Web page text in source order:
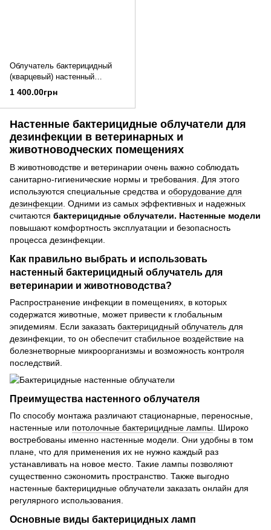
Облучатель бактерицидный
(кварцевый) настенный
ОБН-150МП
1 400.00грн
Настенные бактерицидные облучатели для
дезинфекции в ветеринарных и
животноводческих помещениях
В животноводстве и ветеринарии очень важно соблюдать
санитарно-гигиенические нормы и требования. Для этого
используются специальные средства и оборудование для
дезинфекции . Одними из самых эффективных и надежных
считаются бактерицидные облучатели. Настенные модели
повышают комфортность эксплуатации и безопасность
процесса дезинфекции.
Как правильно выбрать и использовать
настенный бактерицидный облучатель для
ветеринарии и животноводства?
Распространение инфекции в помещениях, в которых
содержатся животные, может привести к глобальным
эпидемиям. Если заказать бактерицидный облучатель для
дезинфекции, то он обеспечит стабильное воздействие на
болезнетворные микроорганизмы и возможность контроля
последствий.
Преимущества настенного облучателя
По способу монтажа различают стационарные, переносные,
настенные или потолочные бактерицидные лампы . Широко
востребованы именно настенные модели. Они удобны в том
плане, что для применения их не нужно каждый раз
устанавливать на новое место. Такие лампы позволяют
существенно сэкономить пространство. Также выгодно
настенные бактерицидные облучатели заказать онлайн для
регулярного использования.
Основные виды бактерицидных ламп